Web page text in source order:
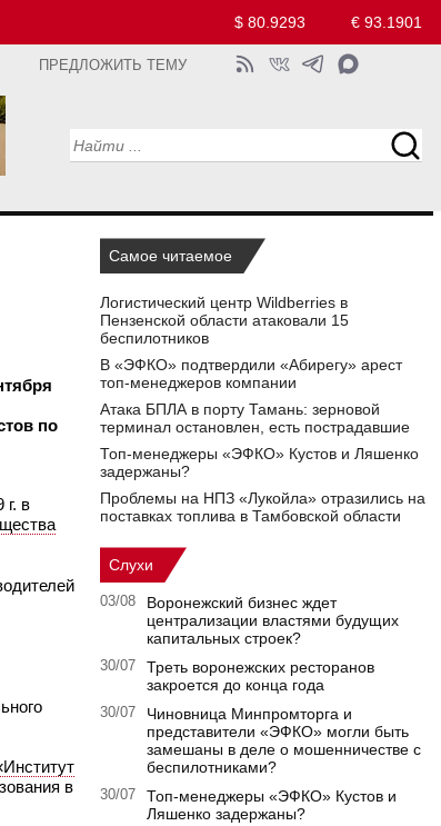
$ 80.9293 € 93.1901
ПРЕДЛОЖИТЬ ТЕМУ
по
г. в
в
Самое читаемое
Логистический центр Wildberries в
Пензенской области атаковали 15
беспилотников
В «ЭФКО» подтвердили «Абирегу» арест
топ-менеджеров компании
Атака БПЛА в порту Тамань: зерновой
терминал остановлен, есть пострадавшие
Топ-менеджеры «ЭФКО» Кустов и Ляшенко
задержаны?
Проблемы на НПЗ «Лукойла» отразились на
поставках топлива в Тамбовской области
Слухи
03/08
Воронежский бизнес ждет
централизации властями будущих
капитальных строек?
30/07
Треть воронежских ресторанов
закроется до конца года
30/07
Чиновница Минпромторга и
представители «ЭФКО» могли быть
замешаны в деле о мошенничестве с
беспилотниками?
30/07
Топ-менеджеры «ЭФКО» Кустов и
Ляшенко задержаны?